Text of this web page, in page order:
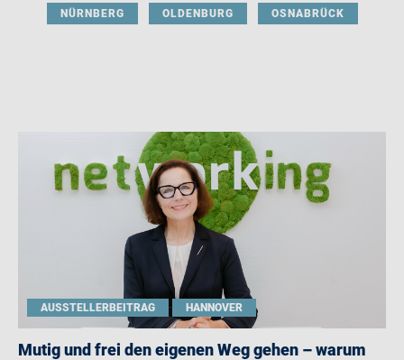
NÜRNBERG OLDENBURG OSNABRÜCK
AUSSTELLERBEITRAG HANNOVER
Mutig und frei den eigenen Weg gehen – warum